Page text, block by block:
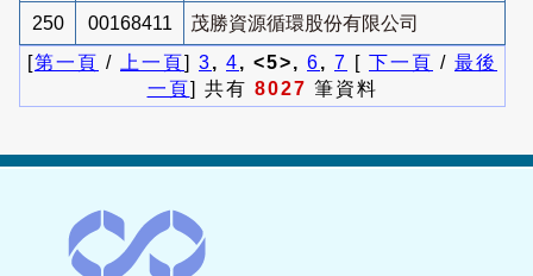
250 00168411
茂勝資源循環股份有限公司
[第一頁 / 上一頁] 3, 4, <5>, 6, 7 [ 下一頁 / 最後
一頁] 共有 8027 筆資料